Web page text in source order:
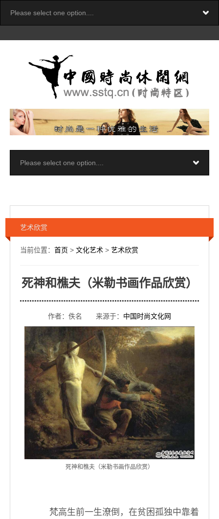
艺术欣赏
当前位置： 首页 > 文化艺术 > 艺术欣赏
死神和樵夫（米勒书画作品欣赏）
作者：佚名 来源于： 中国时尚文化网
死神和樵夫（米勒书画作品欣赏）
梵高生前一生潦倒，在贫困孤独中靠着